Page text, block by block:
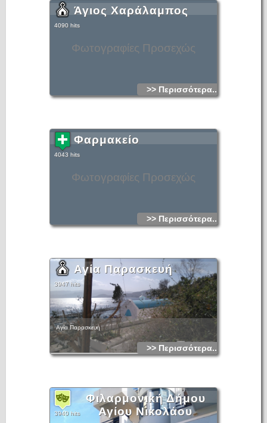
Φωτογραφίες Προσεχώς
Άγιος Χαράλαμπος
4090 hits
>> Περισσότερα...
Φωτογραφίες Προσεχώς
Φαρμακείο
4043 hits
>> Περισσότερα...
Αγία Παρασκευή
3947 hits
Αγία Παρασκευή
>> Περισσότερα...
Φιλαρμονική Δήμου
Αγίου Νικολάου
3940 hits